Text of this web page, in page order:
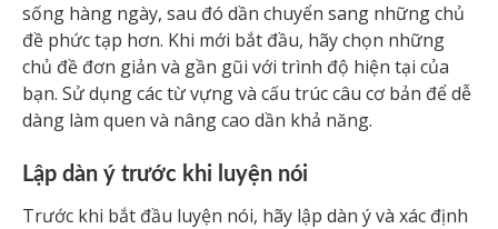
sống hàng ngày, sau đó dần chuyển sang những chủ
đề phức tạp hơn. Khi mới bắt đầu, hãy chọn những
chủ đề đơn giản và gần gũi với trình độ hiện tại của
bạn. Sử dụng các từ vựng và cấu trúc câu cơ bản để dễ
dàng làm quen và nâng cao dần khả năng.
Lập dàn ý trước khi luyện nói
Trước khi bắt đầu luyện nói, hãy lập dàn ý và xác định